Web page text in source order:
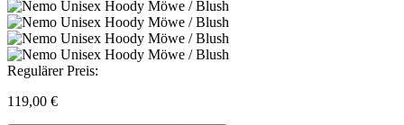
Regulärer Preis:
119,00 €